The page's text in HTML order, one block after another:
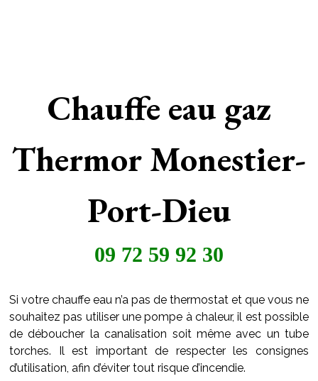
Chauffe eau gaz
Thermor Monestier-
Port-Dieu
09 72 59 92 30
Si votre chauffe eau n’a pas de thermostat et que vous ne
souhaitez pas utiliser une pompe à chaleur, il est possible
de déboucher la canalisation soit même avec un tube
torches. Il est important de respecter les consignes
d’utilisation, afin d’éviter tout risque d’incendie.